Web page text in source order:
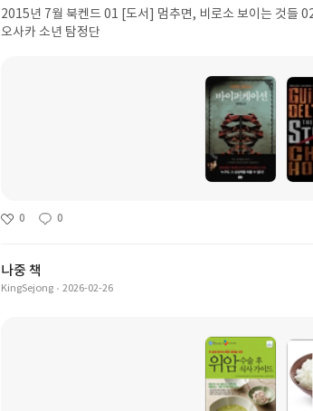
2015년 7월 북켄드 01 [도서] 멈추면, 비로소 보이는 것들
오사카 소년 탐정단
0 0
나중 책
KingSejong 2026-02-26